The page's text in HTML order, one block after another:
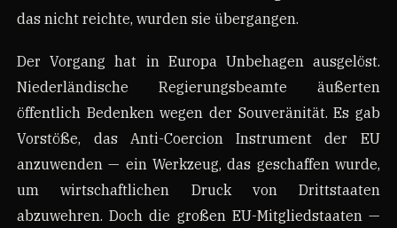
das nicht reichte, wurden sie übergangen.
Der Vorgang hat in Europa Unbehagen ausgelöst.
Niederländische Regierungsbeamte äußerten
öffentlich Bedenken wegen der Souveränität. Es gab
Vorstöße, das Anti-Coercion Instrument der EU
anzuwenden — ein Werkzeug, das geschaffen wurde,
um wirtschaftlichen Druck von Drittstaaten
abzuwehren. Doch die großen EU-Mitgliedstaaten —